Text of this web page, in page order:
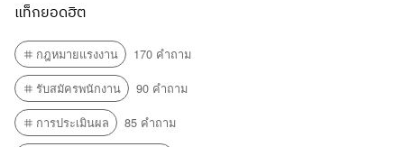
แท็กยอดฮิต
กฎหมายแรงงาน
170 คำถาม
รับสมัครพนักงาน
90 คำถาม
การประเมินผล
85 คำถาม